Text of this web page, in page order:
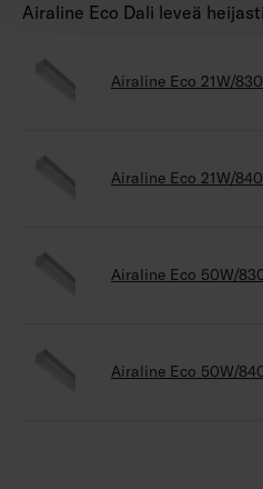
Airaline Eco Dali leveä
Airaline Eco 21W/
Airaline Eco 21W/
Airaline Eco 50W/
Airaline Eco 50W/